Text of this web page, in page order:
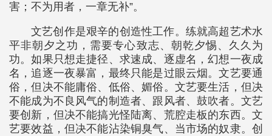
害；不为用者，一章无补”。
文艺创作是艰辛的创造性工作。练就高超艺术水
平非朝夕之功，需要专心致志、朝乾夕惕、久久为
功。如果只想走捷径、求速成、逐虚名，幻想一夜成
名，追逐一夜暴富，最终只能是过眼云烟。文艺要通
俗，但决不能庸俗、低俗、媚俗。文艺要生活，但决
不能成为不良风气的制造者、跟风者、鼓吹者。文艺
要创新，但决不能搞光怪陆离、荒腔走板的东西。文
艺要效益，但决不能沾染铜臭气、当市场的奴隶。创